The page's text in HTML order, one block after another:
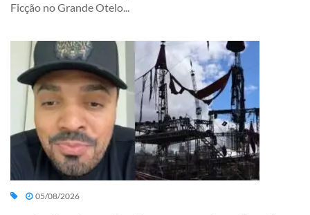
Ficção no Grande Otelo...
05/08/2026